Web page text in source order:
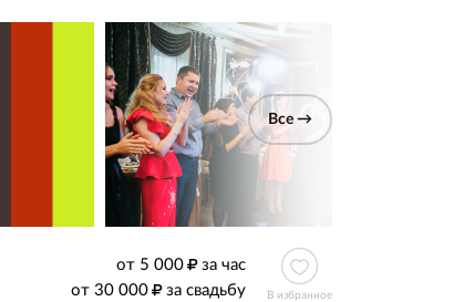
Все →
от 5 000
за час
от 30 000
за свадьбу В избранное